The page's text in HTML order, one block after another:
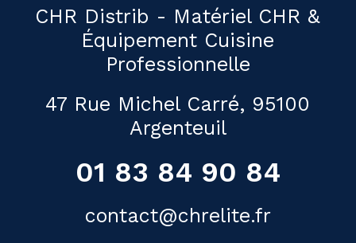
CHR Distrib - Matériel CHR &
Équipement Cuisine
Professionnelle
47 Rue Michel Carré, 95100
Argenteuil
01 83 84 90 84
contact@chrelite.fr